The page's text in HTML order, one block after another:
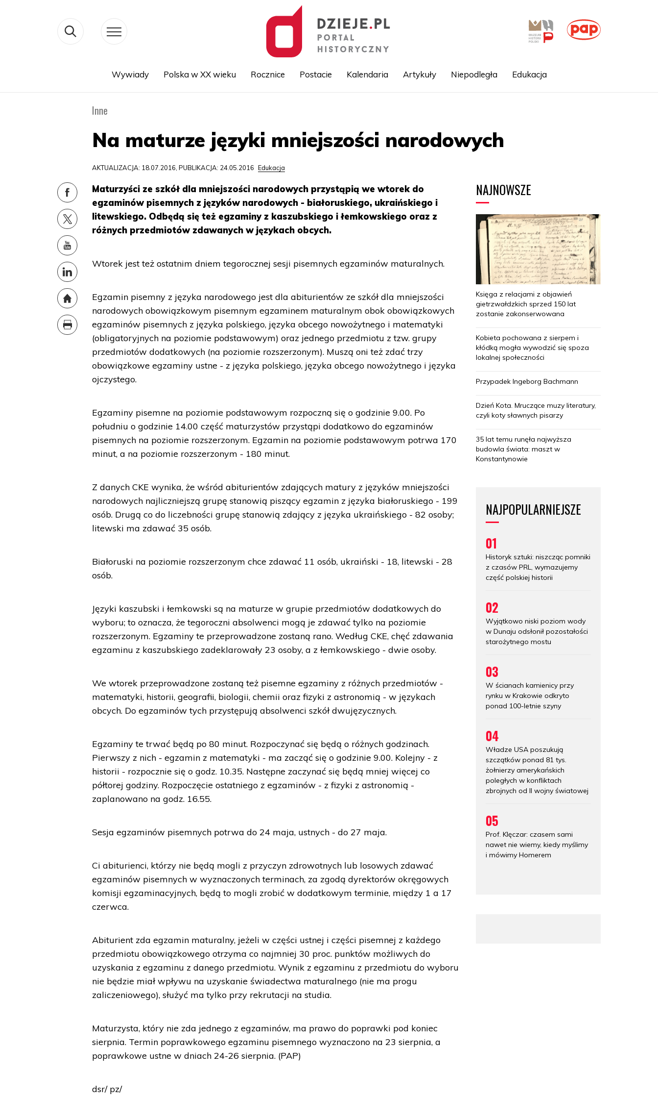
Wywiady Polska w XX wieku Rocznice Postacie Kalendaria Artykuły Niepodległa Edukacja
Inne
Na maturze języki mniejszości narodowych
AKTUALIZACJA: 18.07.2016, PUBLIKACJA: 24.05.2016 Edukacja
Maturzyści ze szkół dla mniejszości narodowych przystąpią we wtorek do
egzaminów pisemnych z języków narodowych - białoruskiego, ukraińskiego i
litewskiego. Odbędą się też egzaminy z kaszubskiego i łemkowskiego oraz z
różnych przedmiotów zdawanych w językach obcych.
Wtorek jest też ostatnim dniem tegorocznej sesji pisemnych egzaminów maturalnych.
Egzamin pisemny z języka narodowego jest dla abiturientów ze szkół dla mniejszości
narodowych obowiązkowym pisemnym egzaminem maturalnym obok obowiązkowych
egzaminów pisemnych z języka polskiego, języka obcego nowożytnego i matematyki
(obligatoryjnych na poziomie podstawowym) oraz jednego przedmiotu z tzw. grupy
przedmiotów dodatkowych (na poziomie rozszerzonym). Muszą oni też zdać trzy
obowiązkowe egzaminy ustne - z języka polskiego, języka obcego nowożytnego i języka
ojczystego.
Egzaminy pisemne na poziomie podstawowym rozpoczną się o godzinie 9.00. Po
południu o godzinie 14.00 część maturzystów przystąpi dodatkowo do egzaminów
pisemnych na poziomie rozszerzonym. Egzamin na poziomie podstawowym potrwa 170
minut, a na poziomie rozszerzonym - 180 minut.
Z danych CKE wynika, że wśród abiturientów zdających matury z języków mniejszości
narodowych najliczniejszą grupę stanowią piszący egzamin z języka białoruskiego - 199
osób. Drugą co do liczebności grupę stanowią zdający z języka ukraińskiego - 82 osoby;
litewski ma zdawać 35 osób.
Białoruski na poziomie rozszerzonym chce zdawać 11 osób, ukraiński - 18, litewski - 28
osób.
Języki kaszubski i łemkowski są na maturze w grupie przedmiotów dodatkowych do
wyboru; to oznacza, że tegoroczni absolwenci mogą je zdawać tylko na poziomie
rozszerzonym. Egzaminy te przeprowadzone zostaną rano. Według CKE, chęć zdawania
egzaminu z kaszubskiego zadeklarowały 23 osoby, a z łemkowskiego - dwie osoby.
We wtorek przeprowadzone zostaną też pisemne egzaminy z różnych przedmiotów -
matematyki, historii, geografii, biologii, chemii oraz fizyki z astronomią - w językach
obcych. Do egzaminów tych przystępują absolwenci szkół dwujęzycznych.
Egzaminy te trwać będą po 80 minut. Rozpoczynać się będą o różnych godzinach.
Pierwszy z nich - egzamin z matematyki - ma zacząć się o godzinie 9.00. Kolejny - z
historii - rozpocznie się o godz. 10.35. Następne zaczynać się będą mniej więcej co
półtorej godziny. Rozpoczęcie ostatniego z egzaminów - z fizyki z astronomią -
zaplanowano na godz. 16.55.
Sesja egzaminów pisemnych potrwa do 24 maja, ustnych - do 27 maja.
Ci abiturienci, którzy nie będą mogli z przyczyn zdrowotnych lub losowych zdawać
egzaminów pisemnych w wyznaczonych terminach, za zgodą dyrektorów okręgowych
komisji egzaminacyjnych, będą to mogli zrobić w dodatkowym terminie, między 1 a 17
czerwca.
Abiturient zda egzamin maturalny, jeżeli w części ustnej i części pisemnej z każdego
przedmiotu obowiązkowego otrzyma co najmniej 30 proc. punktów możliwych do
uzyskania z egzaminu z danego przedmiotu. Wynik z egzaminu z przedmiotu do wyboru
nie będzie miał wpływu na uzyskanie świadectwa maturalnego (nie ma progu
zaliczeniowego), służyć ma tylko przy rekrutacji na studia.
Maturzysta, który nie zda jednego z egzaminów, ma prawo do poprawki pod koniec
sierpnia. Termin poprawkowego egzaminu pisemnego wyznaczono na 23 sierpnia, a
poprawkowe ustne w dniach 24-26 sierpnia. (PAP)
dsr/ pz/
NAJNOWSZE
Księga z relacjami z objawień
gietrzwałdzkich sprzed 150 lat
zostanie zakonserwowana
Kobieta pochowana z sierpem i
kłódką mogła wywodzić się spoza
lokalnej społeczności
Przypadek Ingeborg Bachmann
Dzień Kota. Mruczące muzy literatury,
czyli koty sławnych pisarzy
35 lat temu runęła najwyższa
budowla świata: maszt w
Konstantynowie
NAJPOPULARNIEJSZE
01
Historyk sztuki: niszcząc pomniki
z czasów PRL, wymazujemy
część polskiej historii
02
Wyjątkowo niski poziom wody
w Dunaju odsłonił pozostałości
starożytnego mostu
03
W ścianach kamienicy przy
rynku w Krakowie odkryto
ponad 100-letnie szyny
04
Władze USA poszukują
szczątków ponad 81 tys.
żołnierzy amerykańskich
poległych w konfliktach
zbrojnych od II wojny światowej
05
Prof. Klęczar: czasem sami
nawet nie wiemy, kiedy myślimy
i mówimy Homerem